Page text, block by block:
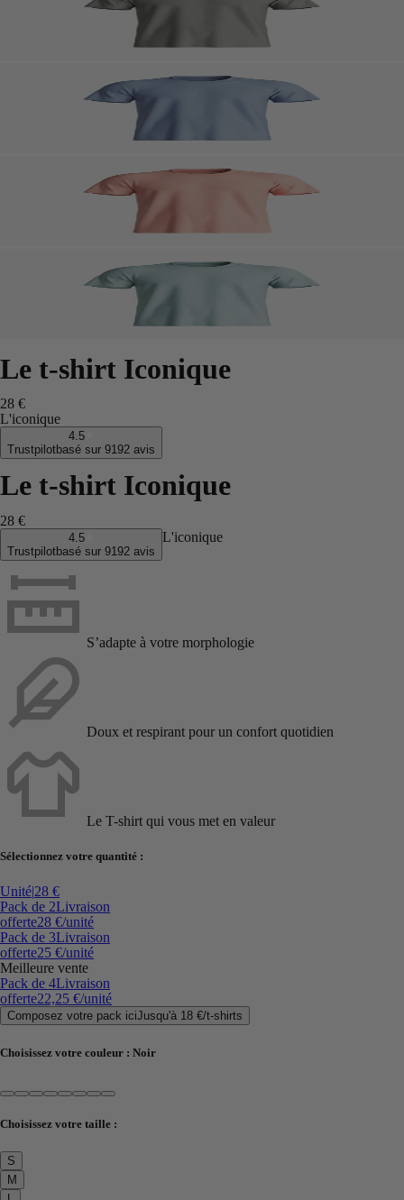
Le t-shirt Iconique
28 €
L'iconique
4.5
Trustpilotbasé sur 9192 avis
Le t-shirt Iconique
28 €
4.5
Trustpilotbasé sur 9192 avis
L'iconique
S’adapte à votre morphologie
Doux et respirant pour un confort quotidien
Le T-shirt qui vous met en valeur
Sélectionnez votre quantité :
Unité|28 €
Pack de 2Livraison
offerte28 €/unité
Pack de 3Livraison
offerte25 €/unité
Meilleure vente
Pack de 4Livraison
offerte22,25 €/unité
Composez votre pack iciJusqu'à 18 €/t-shirts
Choisissez votre couleur : Noir
Choisissez votre taille :
S
M